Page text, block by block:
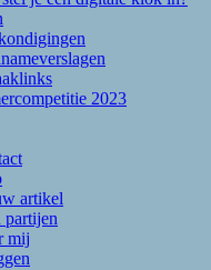
2023
artikel
mij